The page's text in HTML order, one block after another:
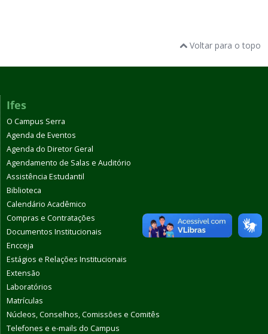
Voltar para o topo
Ifes
O Campus Serra
Agenda de Eventos
Agenda do Diretor Geral
Agendamento de Salas e Auditório
Assistência Estudantil
Biblioteca
Calendário Acadêmico
Compras e Contratações
Documentos Institucionais
Encceja
Estágios e Relações Institucionais
Extensão
Laboratórios
Matrículas
Núcleos, Conselhos, Comissões e Comitês
Telefones e e-mails do Campus